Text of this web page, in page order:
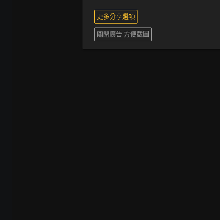
更多分享選項
關閉廣告 方便截圖